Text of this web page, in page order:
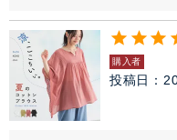
購入者
投稿日